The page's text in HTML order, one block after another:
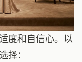
度和自信心。以
择：